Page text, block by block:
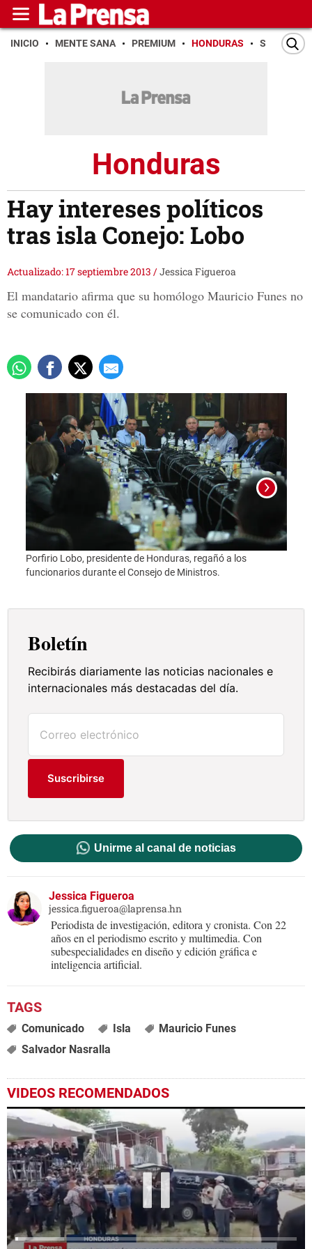
INICIO MENTE SANA PREMIUM HONDURAS SAN PEDRO
Honduras
Hay intereses políticos
tras isla Conejo: Lobo
Actualizado: 17 septiembre 2013 /Jessica Figueroa
El mandatario afirma que su homólogo Mauricio Funes no
se comunicado con él.
Porfirio Lobo, presidente de Honduras, regañó a los
funcionarios durante el Consejo de Ministros.
Boletín
Recibirás diariamente las noticias nacionales e
internacionales más destacadas del día.
Suscribirse
Unirme al canal de noticias
Jessica Figueroa
jessica.figueroa@laprensa.hn
Periodista de investigación, editora y cronista. Con 22
años en el periodismo escrito y multimedia. Con
subespecialidades en diseño y edición gráfica e
inteligencia artificial.
Comunicado Isla
Mauricio Funes
Salvador Nasralla
VIDEOS RECOMENDADOS